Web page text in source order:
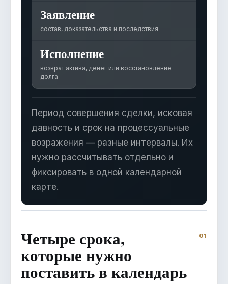
Заявление
состав, доказательства и последствия
Исполнение
возврат актива, денег или восстановление
долга
Период совершения сделки, исковая
давность и срок на процессуальные
возражения — разные интервалы. Их
нужно рассчитывать отдельно и
фиксировать в одной календарной
карте.
Четыре срока,
которые нужно
поставить в календарь